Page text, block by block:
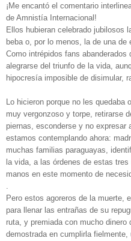
¡Me encantó el comentario
de Amnistía Internacional!
Ellos hubieran celebrado jubilosos
beba o, por lo menos, la de una de
Como intrépidos fans
alegrarse del triunfo de la vida,
hipocresía imposible de disimular,
Lo hicieron porque no les quedaba
muy vergonzoso y torpe, retirarse
piernas, esconderse y no expresar
estamos contemplando ahora:
muchas familias paraguayas,
la vida, a las órdenes de estas
manos en este momento de
.
Pero estos agoreros de la muerte,
para llenar las entrañas de su
ruta, y premiada con mucho
demostrada en cumplirla fielmente,